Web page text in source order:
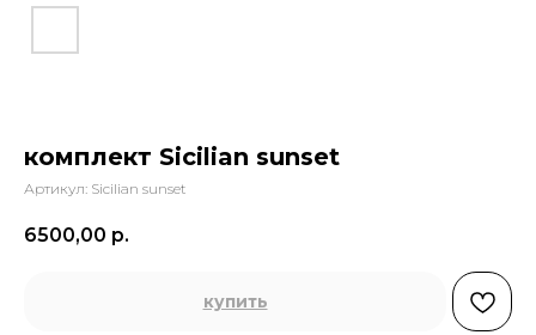
комплект Sicilian sunset
Артикул: Sicilian sunset
6500,00 р.
купить